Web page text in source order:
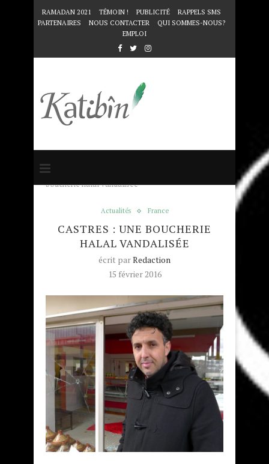
RAMADAN 2021 TÉMOIN ! PUBLICITÉ
RAPPELS SMS
PARTENAIRES
NOUS CONTACTER
QUI SOMMES-NOUS?
EMPLOI
Accueil
boucherie halal vandalisée
Actualités France
CASTRES : UNE BOUCHERIE
HALAL VANDALISÉE
écrit parRedaction
15 février 2016